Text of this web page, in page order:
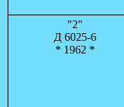
"2"
Д 6025-6
* 1962 *